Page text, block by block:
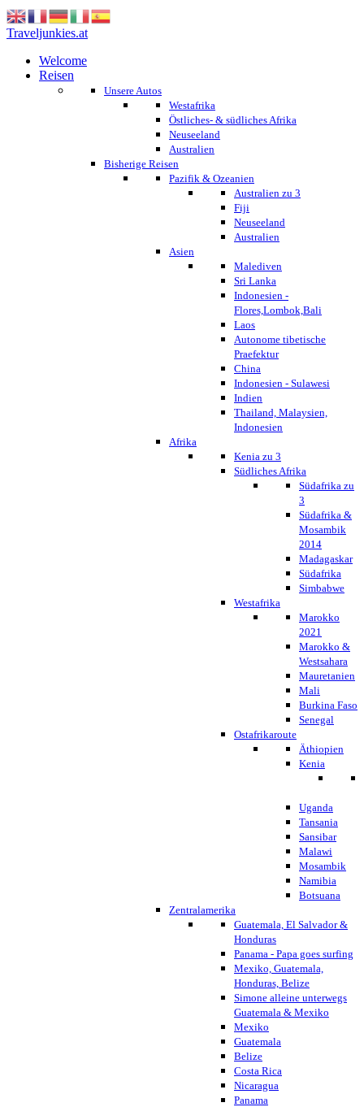
Traveljunkies.at
Welcome
Reisen
Unsere Autos
Westafrika
Östliches- & südliches Afrika
Neuseeland
Australien
Bisherige Reisen
Pazifik & Ozeanien
Australien zu 3
Fiji
Neuseeland
Australien
Asien
Malediven
Sri Lanka
Indonesien -
Flores,Lombok,Bali
Laos
Autonome tibetische
Praefektur
China
Indonesien - Sulawesi
Indien
Thailand, Malaysien,
Indonesien
Afrika
Kenia zu 3
Südliches Afrika
Südafrika zu
3
Südafrika &
Mosambik
2014
Madagaskar
Südafrika
Simbabwe
Westafrika
Marokko
2021
Marokko &
Westsahara
Mauretanien
Mali
Burkina Faso
Senegal
Ostafrikaroute
Äthiopien
Kenia
Uganda
Tansania
Sansibar
Malawi
Mosambik
Namibia
Botsuana
Zentralamerika
Guatemala, El Salvador &
Honduras
Panama - Papa goes surfing
Mexiko, Guatemala,
Honduras, Belize
Simone alleine unterwegs
Guatemala & Mexiko
Mexiko
Guatemala
Belize
Costa Rica
Nicaragua
Panama